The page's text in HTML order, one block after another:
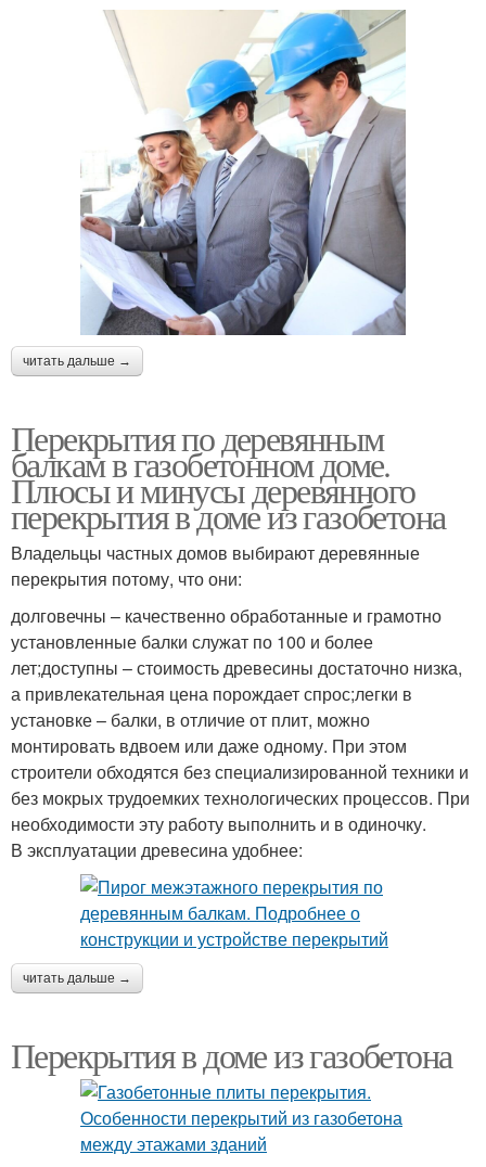
читать дальше →
Перекрытия по деревянным
балкам в газобетонном доме.
Плюсы и минусы деревянного
перекрытия в доме из газобетона
Владельцы частных домов выбирают деревянные
перекрытия потому, что они:
долговечны – качественно обработанные и грамотно
установленные балки служат по 100 и более
лет;доступны – стоимость древесины достаточно низка,
а привлекательная цена порождает спрос;легки в
установке – балки, в отличие от плит, можно
монтировать вдвоем или даже одному. При этом
строители обходятся без специализированной техники и
без мокрых трудоемких технологических процессов. При
необходимости эту работу выполнить и в одиночку.
В эксплуатации древесина удобнее:
читать дальше →
Перекрытия в доме из газобетона